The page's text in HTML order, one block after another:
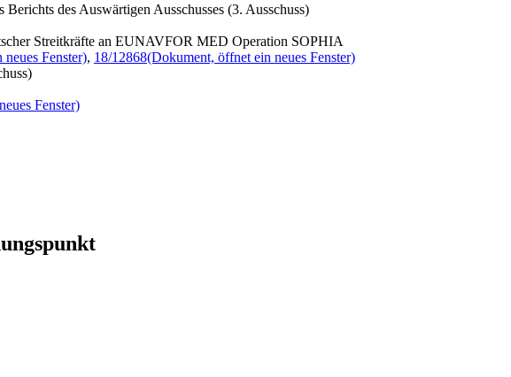
des Auswärtigen Ausschusses (3. Ausschuss)
Streitkräfte an EUNAVFOR MED Operation SOPHIA
Fenster), 18/12868(Dokument, öffnet ein neues Fenster)
Fenster)